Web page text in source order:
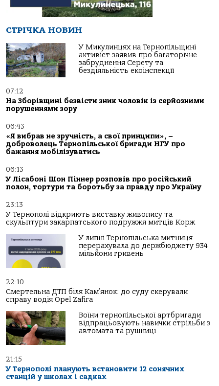
СТРІЧКА НОВИН
У Микулинцях на Тернопільщині
активіст заявив про багаторічне
забруднення Серету та
бездіяльність екоінспекції
07:12
На Зборівщині безвісти зник чоловік із серйозними
порушеннями зору
06:43
«Я вибрав не зручність, а свої принципи», –
доброволець Тернопільської бригади НГУ про
бажання мобілізуватись
06:13
У Лісабоні Шон Піннер розповів про російський
полон, тортури та боротьбу за правду про Україну
23:13
У Тернополі відкриють виставку живопису та
скульптури закарпатського подружжя митців Корж
У липні Тернопільська митниця
перерахувала до держбюджету 934
мільйони гривень
22:10
Смертельна ДТП біля Кам’янок: до суду скерували
справу водія Opel Zafira
Воїни тернопільської артбригади
відпрацьовують навички стрільби з
автомата та рушниці
21:15
У Тернополі планують встановити 12 сонячних
станцій у школах і садках